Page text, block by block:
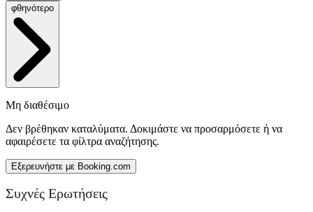
φθηνότερο
Μη διαθέσιμο
Δεν βρέθηκαν καταλύματα. Δοκιμάστε να προσαρμόσετε ή να
αφαιρέσετε τα φίλτρα αναζήτησης.
Εξερευνήστε με Booking.com
Συχνές Ερωτήσεις